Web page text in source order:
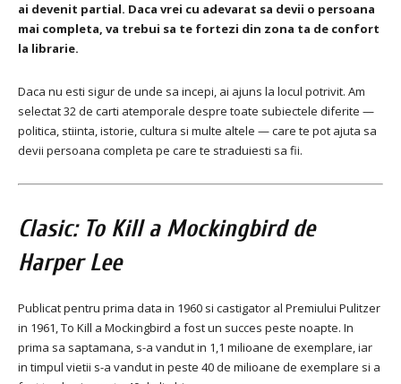
ai devenit partial. Daca vrei cu adevarat sa devii o persoana
mai completa, va trebui sa te fortezi din zona ta de confort
la librarie.
Daca nu esti sigur de unde sa incepi, ai ajuns la locul potrivit. Am
selectat 32 de carti atemporale despre toate subiectele diferite —
politica, stiinta, istorie, cultura si multe altele — care te pot ajuta sa
devii persoana completa pe care te straduiesti sa fii.
Clasic: To Kill a Mockingbird de
Harper Lee
Publicat pentru prima data in 1960 si castigator al Premiului Pulitzer
in 1961, To Kill a Mockingbird a fost un succes peste noapte. In
prima sa saptamana, s-a vandut in 1,1 milioane de exemplare, iar
in timpul vietii s-a vandut in peste 40 de milioane de exemplare si a